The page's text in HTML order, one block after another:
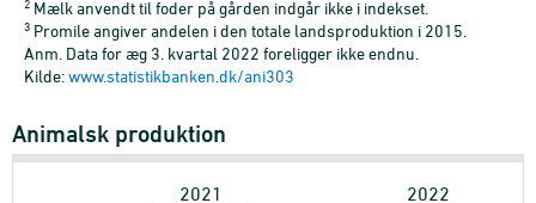
2 Mælk anvendt til foder på gården indgår ikke i indekset.
3 Promile angiver andelen i den totale landsproduktion i 2015.
Anm. Data for æg 3. kvartal 2022 foreligger ikke endnu.
Kilde:www.statistikbanken.dk/ani303
Animalsk produktion
2021 2022